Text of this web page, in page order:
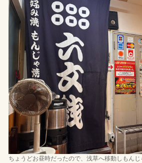
ちょうどお昼時だったので、浅草へ移動しもんじ